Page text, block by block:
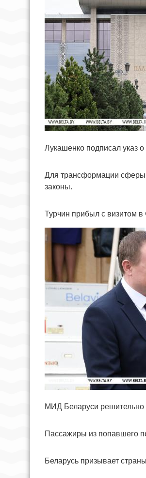
Лукашенко подписал указ
Для трансформации сферы
законы.
Турчин прибыл с визитом в
МИД Беларуси решительно
Пассажиры из попавшего
Беларусь призывает